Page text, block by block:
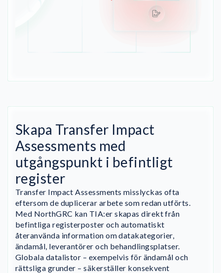
Skapa Transfer Impact
Assessments med
utgångspunkt i befintligt
register
Transfer Impact Assessments misslyckas ofta
eftersom de duplicerar arbete som redan utförts.
Med NorthGRC kan TIA:er skapas direkt från
befintliga registerposter och automatiskt
återanvända information om datakategorier,
ändamål, leverantörer och behandlingsplatser.
Globala datalistor – exempelvis för ändamål och
rättsliga grunder – säkerställer konsekvent